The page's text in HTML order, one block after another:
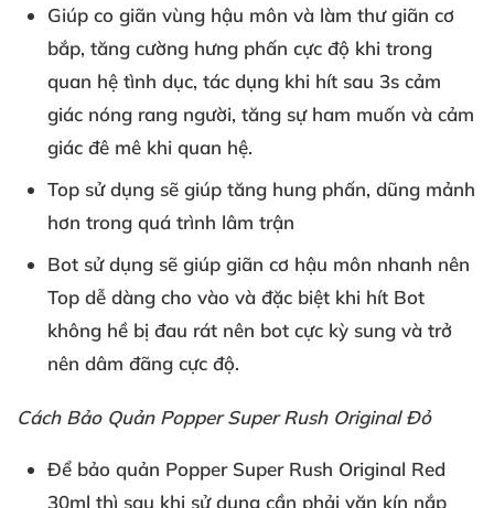
Giúp co giãn vùng hậu môn và làm thư giãn cơ
bắp, tăng cường hưng phấn cực độ khi trong
quan hệ tình dục, tác dụng khi hít sau 3s cảm
giác nóng rang người, tăng sự ham muốn và cảm
giác đê mê khi quan hệ.
Top sử dụng sẽ giúp tăng hung phấn, dũng mảnh
hơn trong quá trình lâm trận
Bot sử dụng sẽ giúp giãn cơ hậu môn nhanh nên
Top dễ dàng cho vào và đặc biệt khi hít Bot
không hề bị đau rát nên bot cực kỳ sung và trở
nên dâm đãng cực độ.
Cách Bảo Quản Popper Super Rush Original Đỏ
Để bảo quản Popper Super Rush Original Red
30ml thì sau khi sử dụng cần phải vặn kín nắp